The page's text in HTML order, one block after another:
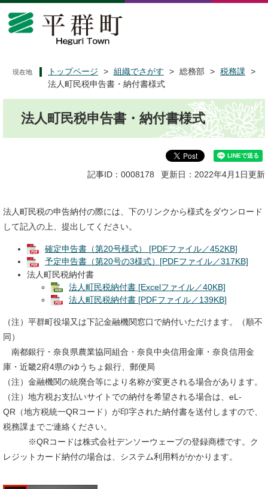
ペ
メ
現在地 トップページ > 組織でさがす > 総務部 > 税務課
>
法人町民税申告書・納付書様式
法人町民税申告書・納付書様式
記事ID：0008178 更新日：2022年4月1日更新
法人町民税の申告納付の際には、下のリンクから様式をダウンロード
して記入の上、提出してください。
確定申告書（第20号様式） [PDFファイル／452KB]
予定申告書（第20号の3様式）[PDFファイル／317KB]
法人町民税納付書
法人町民税納付書 [Excelファイル／40KB]
法人町民税納付書 [PDFファイル／139KB]
（注）平群町役場又は下記金融機関窓口で納付いただけます。（順不
同）
南都銀行・奈良県農業協同組合・奈良中央信用金庫・奈良信用金
庫・近畿2府4県のゆうちょ銀行、郵便局
（注）金融機関の統廃合等により名称が変更される場合があります。​
（注）地方税お支払いサイトでの納付を希望される場合は、eL-
QR（地方税統一QRコード）が印字された納付書を送付しますので、
税務課までご連絡ください。
※QRコードは株式会社デンソーウェーブの登録商標です。ク
レジットカード納付の場合は、システム利用料がかかります。